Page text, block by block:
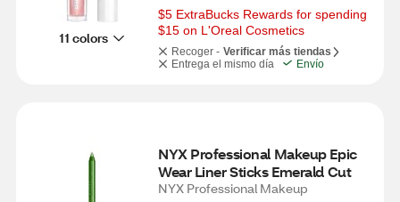
11 colors
$5 ExtraBucks Rewards for spending
$15 on L'Oreal Cosmetics
Recoger - Verificar más tiendas
Entrega el mismo día
Envío
NYX Professional Makeup Epic
Wear Liner Sticks Emerald Cut
NYX Professional Makeup